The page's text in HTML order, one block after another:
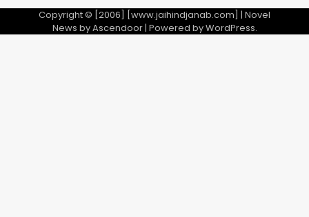
Copyright © [2006] [www.jaihindjanab.com] | Novel
News byAscendoor| Powered byWordPress.